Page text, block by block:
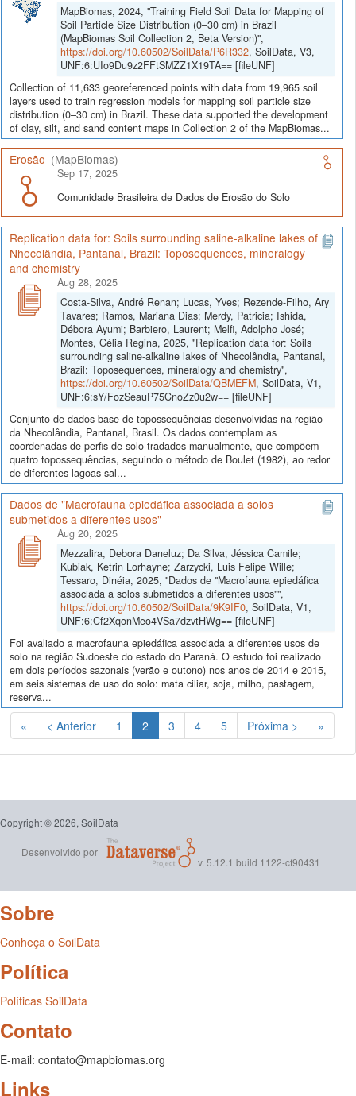
MapBiomas, 2024, "Training Field Soil Data for Mapping of
Soil Particle Size Distribution (0–30 cm) in Brazil
(MapBiomas Soil Collection 2, Beta Version)",
https://doi.org/10.60502/SoilData/P6R332, SoilData, V3,
UNF:6:UIo9Du9z2FFtSMZZ1X19TA== [fileUNF]
Collection of 11,633 georeferenced points with data from 19,965 soil
layers used to train regression models for mapping soil particle size
distribution (0–30 cm) in Brazil. These data supported the development
of clay, silt, and sand content maps in Collection 2 of the MapBiomas...
Erosão (MapBiomas)
Sep 17, 2025
Comunidade Brasileira de Dados de Erosão do Solo
Replication data for: Soils surrounding saline-alkaline lakes of
Nhecolândia, Pantanal, Brazil: Toposequences, mineralogy
and chemistry
Aug 28, 2025
Costa-Silva, André Renan; Lucas, Yves; Rezende-Filho, Ary
Tavares; Ramos, Mariana Dias; Merdy, Patricia; Ishida,
Débora Ayumi; Barbiero, Laurent; Melfi, Adolpho José;
Montes, Célia Regina, 2025, "Replication data for: Soils
surrounding saline-alkaline lakes of Nhecolândia, Pantanal,
Brazil: Toposequences, mineralogy and chemistry",
https://doi.org/10.60502/SoilData/QBMEFM, SoilData, V1,
UNF:6:sY/FozSeauP75CnoZz0u2w== [fileUNF]
Conjunto de dados base de topossequências desenvolvidas na região
da Nhecolândia, Pantanal, Brasil. Os dados contemplam as
coordenadas de perfis de solo tradados manualmente, que compõem
quatro topossequências, seguindo o método de Boulet (1982), ao redor
de diferentes lagoas sal...
Dados de "Macrofauna epiedáfica associada a solos
submetidos a diferentes usos"
Aug 20, 2025
Mezzalira, Debora Daneluz; Da Silva, Jéssica Camile;
Kubiak, Ketrin Lorhayne; Zarzycki, Luis Felipe Wille;
Tessaro, Dinéia, 2025, "Dados de "Macrofauna epiedáfica
associada a solos submetidos a diferentes usos"",
https://doi.org/10.60502/SoilData/9K9IF0, SoilData, V1,
UNF:6:Cf2XqonMeo4VSa7dzvtHWg== [fileUNF]
Foi avaliado a macrofauna epiedáfica associada a diferentes usos de
solo na região Sudoeste do estado do Paraná. O estudo foi realizado
em dois períodos sazonais (verão e outono) nos anos de 2014 e 2015,
em seis sistemas de uso do solo: mata ciliar, soja, milho, pastagem,
reserva...
« < Anterior 1 2(Atual)
3 4 5 Próxima > »
Copyright © 2026, SoilData
Desenvolvido por
v. 5.12.1 build 1122-cf90431
Sobre
Conheça o SoilData
Política
Políticas SoilData
Contato
E-mail: contato@mapbiomas.org
Links